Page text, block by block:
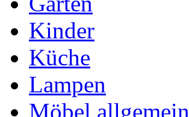
Kinder
Küche
Lampen
Möbel allgemein